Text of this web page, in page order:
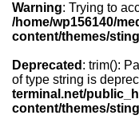
Warning: Trying to
/home/wp156140/
content/themes/
Deprecated : trim():
of type string is
terminal.net/
content/themes/